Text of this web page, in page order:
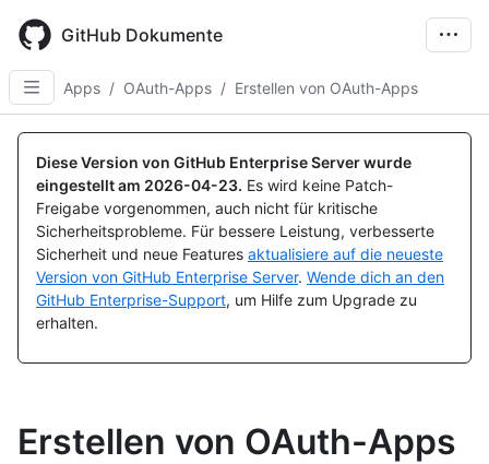
main
content
GitHub Dokumente
Apps / OAuth-Apps / Erstellen von OAuth-Apps
Diese Version von GitHub Enterprise Server wurde
eingestellt am 2026-04-23. Es wird keine Patch-
Freigabe vorgenommen, auch nicht für kritische
Sicherheitsprobleme. Für bessere Leistung, verbesserte
Sicherheit und neue Features aktualisiere auf die neueste
Version von GitHub Enterprise Server. Wende dich an den
GitHub Enterprise-Support, um Hilfe zum Upgrade zu
erhalten.
Erstellen von OAuth-Apps